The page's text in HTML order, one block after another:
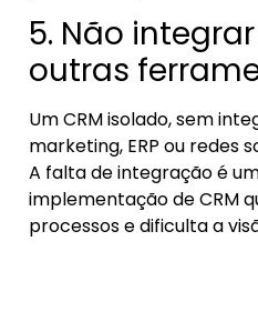
5. Não
outras
Um CRM isolado, sem
marketing, ERP ou redes
A falta de integração é
implementação de CRM
processos e dificulta a